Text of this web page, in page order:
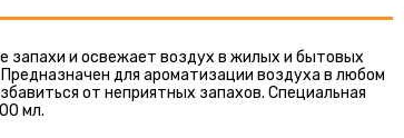
и освежает воздух в жилых и бытовых
для ароматизации воздуха в любом
от неприятных запахов. Специальная
мл.